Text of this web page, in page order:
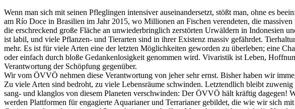
Wenn man sich mit seinen Pfleglingen intensiver auseinandersetzt, stößt man, ohne es
am Río Doce in Brasilien im Jahr 2015, wo Millionen an Fischen verendeten, die
die erschreckend große Fläche an unwiederbringlich zerstörten Urwäldern in Indonesien
ist labil, und viele Pflanzen- und Tierarten sind in ihrer Existenz massiv gefährdet.
mehr. Es ist für viele Arten eine der letzten Möglichkeiten geworden zu überleben; eine
oder einfach durch bloße Gedankenlosigkeit genommen wird. Vivaristik ist Leben,
Verantwortung der Schöpfung gegenüber.
Wir vom ÖVVÖ nehmen diese Verantwortung von jeher sehr ernst. Bisher haben wir
Zu viele Arten sind bedroht, zu viele Lebensräume schwinden. Letztendlich bleibt
sang- und klanglos von diesem Planeten verschwinden: Der ÖVVÖ hält kräftig dagegen!
werden Plattformen für engagierte Aquarianer und Terrarianer gebildet, die wie wir sich